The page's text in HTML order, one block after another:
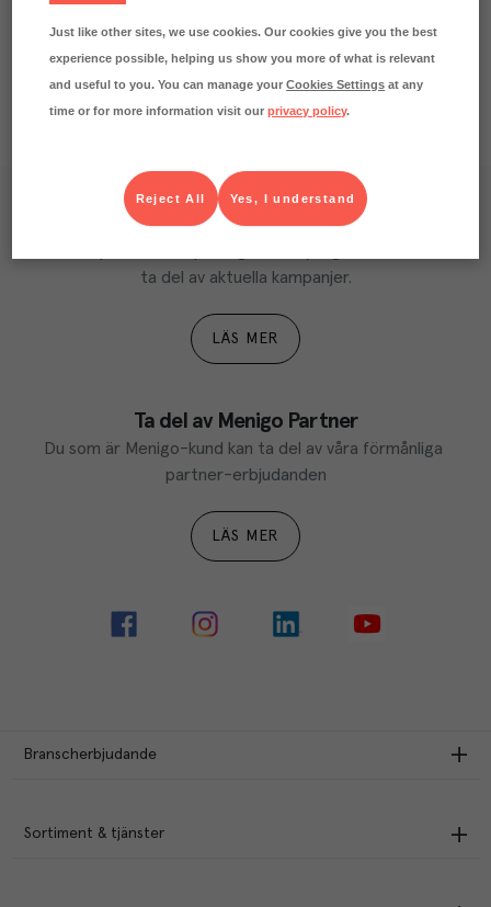
Våra kundtidningar
ta del av aktuella kampanjer.
LÄS MER
Ta del av Menigo Partner
Du som är Menigo-kund kan ta del av våra förmånliga
partner-erbjudanden
LÄS MER
Branscherbjudande
Sortiment & tjänster
Just like other sites, we use cookies. Our cookies give you the best
experience possible, helping us show you more of what is relevant
and useful to you. You can manage yourCookies Settings at any
time or for more information visit ourprivacy policy.
Yes, I understand
Reject All